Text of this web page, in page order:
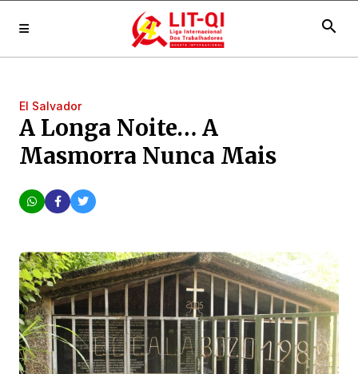
search
El Salvador
A Longa Noite… A
Masmorra Nunca Mais